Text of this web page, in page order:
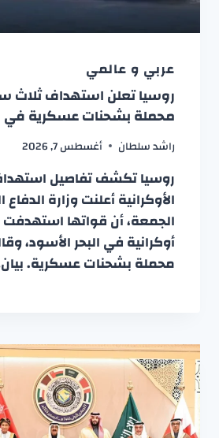
عربي و عالمي
روسيا تعلن استهداف ثلاث
محملة بشحنات عسكرية في
راشد سلطان أغسطس 7, 2026
روسيا تكشف تفاصيل
الأوكرانية أعلنت وزارة الدفاع
أوكرانية في البحر الأسود،
محملة بشحنات عسكرية.